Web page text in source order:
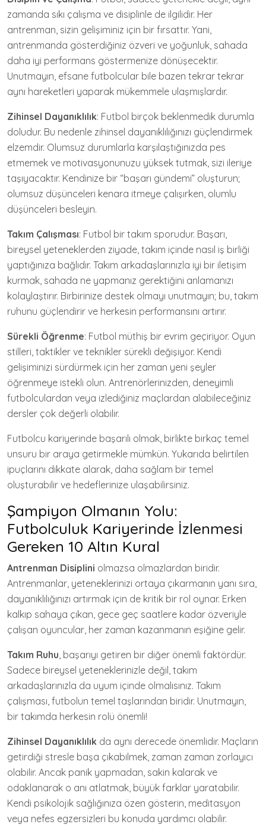
zamanda sıkı çalışma ve disiplinle de ilgilidir. Her
antrenman, sizin gelişiminiz için bir fırsattır. Yani,
antrenmanda gösterdiğiniz özveri ve yoğunluk, sahada
daha iyi performans göstermenize dönüşecektir.
Unutmayın, efsane futbolcular bile bazen tekrar tekrar
aynı hareketleri yaparak mükemmele ulaşmışlardır.
Zihinsel Dayanıklılık: Futbol birçok beklenmedik durumla
doludur. Bu nedenle zihinsel dayanıklılığınızı güçlendirmek
elzemdir. Olumsuz durumlarla karşılaştığınızda pes
etmemek ve motivasyonunuzu yüksek tutmak, sizi ileriye
taşıyacaktır. Kendinize bir “başarı gündemi” oluşturun;
olumsuz düşünceleri kenara itmeye çalışırken, olumlu
düşünceleri besleyin.
Takım Çalışması: Futbol bir takım sporudur. Başarı,
bireysel yeteneklerden ziyade, takım içinde nasıl iş birliği
yaptığınıza bağlıdır. Takım arkadaşlarınızla iyi bir iletişim
kurmak, sahada ne yapmanız gerektiğini anlamanızı
kolaylaştırır. Birbirinize destek olmayı unutmayın; bu, takım
ruhunu güçlendirir ve herkesin performansını artırır.
Sürekli Öğrenme: Futbol müthiş bir evrim geçiriyor. Oyun
stilleri, taktikler ve teknikler sürekli değişiyor. Kendi
gelişiminizi sürdürmek için her zaman yeni şeyler
öğrenmeye istekli olun. Antrenörlerinizden, deneyimli
futbolculardan veya izlediğiniz maçlardan alabileceğiniz
dersler çok değerli olabilir.
Futbolcu kariyerinde başarılı olmak, birlikte birkaç temel
unsuru bir araya getirmekle mümkün. Yukarıda belirtilen
ipuçlarını dikkate alarak, daha sağlam bir temel
oluşturabilir ve hedeflerinize ulaşabilirsiniz.
Şampiyon Olmanın Yolu:
Futbolculuk Kariyerinde İzlenmesi
Gereken 10 Altın Kural
Antrenman Disiplini olmazsa olmazlardan biridir.
Antrenmanlar, yeteneklerinizi ortaya çıkarmanın yanı sıra,
dayanıklılığınızı artırmak için de kritik bir rol oynar. Erken
kalkıp sahaya çıkan, gece geç saatlere kadar özveriyle
çalışan oyuncular, her zaman kazanmanın eşiğine gelir.
Takım Ruhu, başarıyı getiren bir diğer önemli faktördür.
Sadece bireysel yeteneklerinizle değil, takım
arkadaşlarınızla da uyum içinde olmalısınız. Takım
çalışması, futbolun temel taşlarından biridir. Unutmayın,
bir takımda herkesin rolü önemli!
Zihinsel Dayanıklılık da aynı derecede önemlidir. Maçların
getirdiği stresle başa çıkabilmek, zaman zaman zorlayıcı
olabilir. Ancak panik yapmadan, sakin kalarak ve
odaklanarak o anı atlatmak, büyük farklar yaratabilir.
Kendi psikolojik sağlığınıza özen gösterin, meditasyon
veya nefes egzersizleri bu konuda yardımcı olabilir.